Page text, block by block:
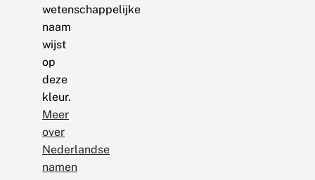
wetenschappelijke
naam
wijst
op
deze
kleur.
Meer
over
Nederlandse
namen